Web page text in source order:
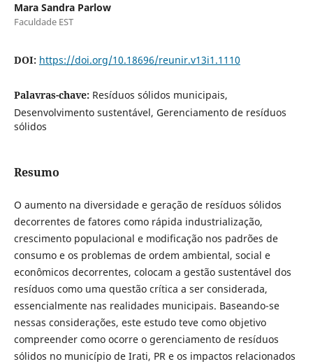
Mara Sandra Parlow
Faculdade EST
DOI: https://doi.org/10.18696/reunir.v13i1.1110
Palavras-chave: Resíduos sólidos municipais,
Desenvolvimento sustentável, Gerenciamento de resíduos
sólidos
Resumo
O aumento na diversidade e geração de resíduos sólidos
decorrentes de fatores como rápida industrialização,
crescimento populacional e modificação nos padrões de
consumo e os problemas de ordem ambiental, social e
econômicos decorrentes, colocam a gestão sustentável dos
resíduos como uma questão crítica a ser considerada,
essencialmente nas realidades municipais. Baseando-se
nessas considerações, este estudo teve como objetivo
compreender como ocorre o gerenciamento de resíduos
sólidos no município de Irati, PR e os impactos relacionados